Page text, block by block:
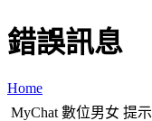
錯誤訊息
Home
MyChat 數位男女 提